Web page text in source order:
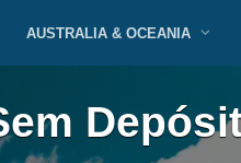
AUSTRALIA & OCEANIA